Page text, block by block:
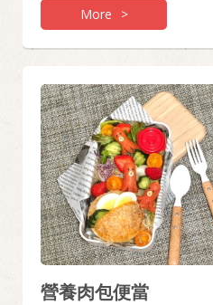
More >
營養肉包便當